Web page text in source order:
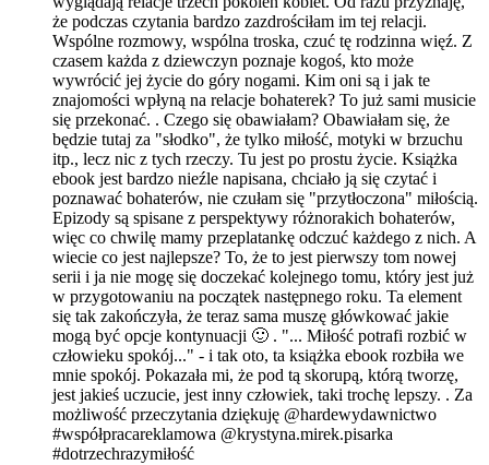
że podczas czytania bardzo zazdrościłam im tej relacji.
Wspólne rozmowy, wspólna troska, czuć tę rodzinna więź. Z
czasem każda z dziewczyn poznaje kogoś, kto może
wywrócić jej życie do góry nogami. Kim oni są i jak te
znajomości wpłyną na relacje bohaterek? To już sami musicie
się przekonać. . Czego się obawiałam? Obawiałam się, że
będzie tutaj za "słodko", że tylko miłość, motyki w brzuchu
itp., lecz nic z tych rzeczy. Tu jest po prostu życie. Książka
ebook jest bardzo nieźle napisana, chciało ją się czytać i
poznawać bohaterów, nie czułam się "przytłoczona" miłością.
Epizody są spisane z perspektywy różnorakich bohaterów,
więc co chwilę mamy przeplatankę odczuć każdego z nich. A
wiecie co jest najlepsze? To, że to jest pierwszy tom nowej
serii i ja nie mogę się doczekać kolejnego tomu, który jest już
w przygotowaniu na początek następnego roku. Ta element
się tak zakończyła, że teraz sama muszę główkować jakie
mogą być opcje kontynuacji 🙂 . "... Miłość potrafi rozbić w
człowieku spokój..." - i tak oto, ta książka ebook rozbiła we
mnie spokój. Pokazała mi, że pod tą skorupą, którą tworzę,
jest jakieś uczucie, jest inny człowiek, taki trochę lepszy. . Za
możliwość przeczytania dziękuję @hardewydawnictwo
#współpracareklamowa @krystyna.mirek.pisarka
#dotrzechrazymiłość